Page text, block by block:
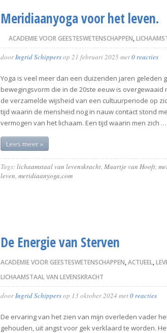
Meridiaanyoga voor het leven.
ACADEMIE VOOR GEESTESWETENSCHAPPEN,
doorIngrid Schippersop 21 februari 2025 met0 reacties
Yoga is veel meer dan een duizenden jaren geleden
bewegingsvorm die in de 20ste eeuw is overgewaaid
de verzamelde wijsheid van een cultuurperiode op
tijd waarin de mensheid nog in nauw contact stond
vermogen van het lichaam. Een tijd waarin men zich …
Lees meer »
Tags:lichaamstaal van levenskracht, Maartje van Hooft,
leven, meridiaanyoga.com
De Energie van Sterven
ACADEMIE VOOR GEESTESWETENSCHAPPEN,ACTUEEL,
LICHAAMSTAAL VAN LEVENSKRACHT
doorIngrid Schippersop 13 oktober 2024 met0 reacties
De ervaring van het zien van mijn overleden vader
gehouden, uit angst voor gek verklaard te worden.